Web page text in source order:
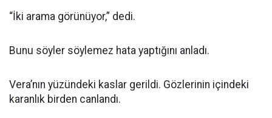
“İki arama görünüyor,” dedi.
Bunu söyler söylemez hata yaptığını anladı.
Vera’nın yüzündeki kaslar gerildi. Gözlerinin içindeki
karanlık birden canlandı.